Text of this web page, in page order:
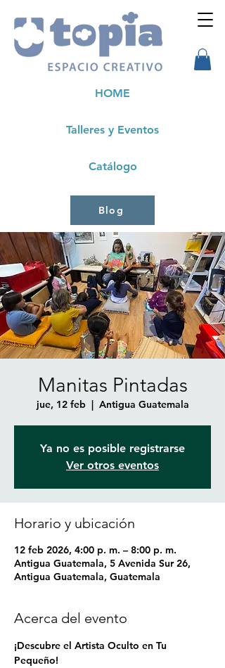
Talleres y Eventos
HOME
Catálogo
Blog
Manitas Pintadas
jue, 12 feb
  |
Antigua Guatemala
Ya no es posible registrarse
Ver otros eventos
Horario y ubicación
12 feb 2026, 4:00 p. m. – 8:00 p. m.
Antigua Guatemala, 5 Avenida Sur 26,
Antigua Guatemala, Guatemala
Acerca del evento
¡Descubre el Artista Oculto en Tu
Pequeño!